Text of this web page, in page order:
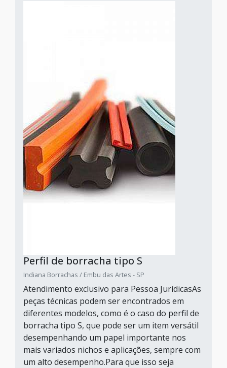
Perfil de borracha tipo S
Indiana Borrachas / Embu das Artes - SP
Atendimento exclusivo para Pessoa JurídicasAs
peças técnicas podem ser encontrados em
diferentes modelos, como é o caso do perfil de
borracha tipo S, que pode ser um item versátil
desempenhando um papel importante nos
mais variados nichos e aplicações, sempre com
um alto desempenho.Para que isso seja